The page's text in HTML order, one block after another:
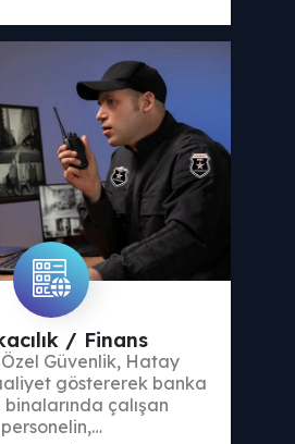
/ Finans
Güvenlik, Hatay
göstererek banka
çalışan
personelin,…